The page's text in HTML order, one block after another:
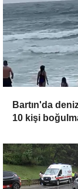
Bartın'da
10 kişi